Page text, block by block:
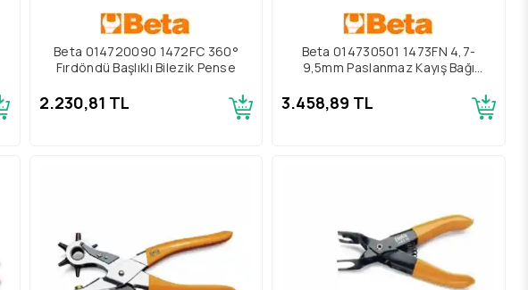
Beta 014720090 1472FC 360°
Fırdöndü Başlıklı Bilezik Pense
2.230,81 TL
Beta 014730501 1473FN 4,7-
9,5mm Paslanmaz Kayış Bağı
3.458,89 TL